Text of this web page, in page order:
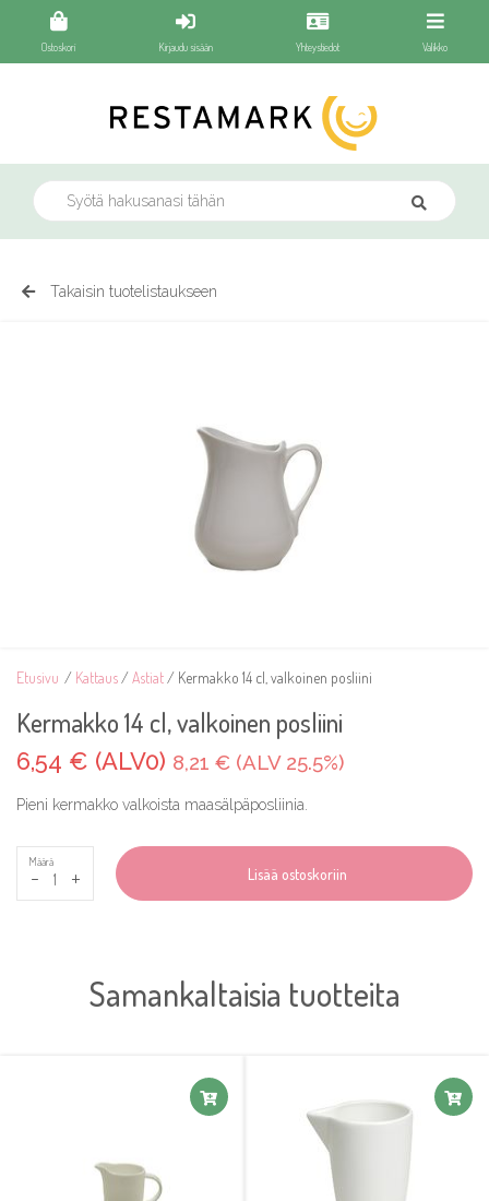
Takaisin tuotelistaukseen
Etusivu / Kattaus /Astiat / Kermakko 14 cl, valkoinen posliini
Kermakko 14 cl, valkoinen posliini
6,54 € (ALV0) 8,21 € (ALV 25.5%)
Pieni kermakko valkoista maasälpäposliinia.
Määrä
- + Lisää ostoskoriin
Samankaltaisia tuotteita
Ostoskori Kirjaudu sisään Yhteystiedot Valikko